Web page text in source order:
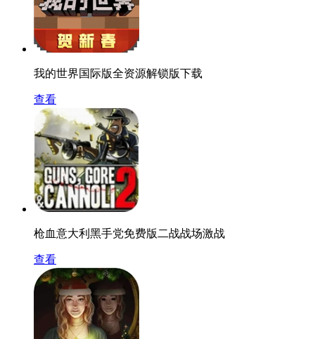
我的世界国际版全资源解锁版下载
查看
枪血意大利黑手党免费版二战战场激战
查看